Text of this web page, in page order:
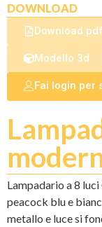
DOWNLOAD
Download pdf
Modello 3d
Fai login per
Lampadario a 8
peacock blu e
metallo e luce si